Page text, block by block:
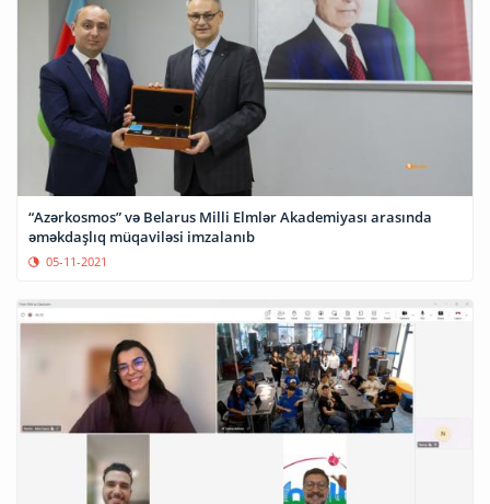
“Azərkosmos” və Belarus Milli Elmlər Akademiyası arasında
əməkdaşlıq müqaviləsi imzalanıb
05-11-2021